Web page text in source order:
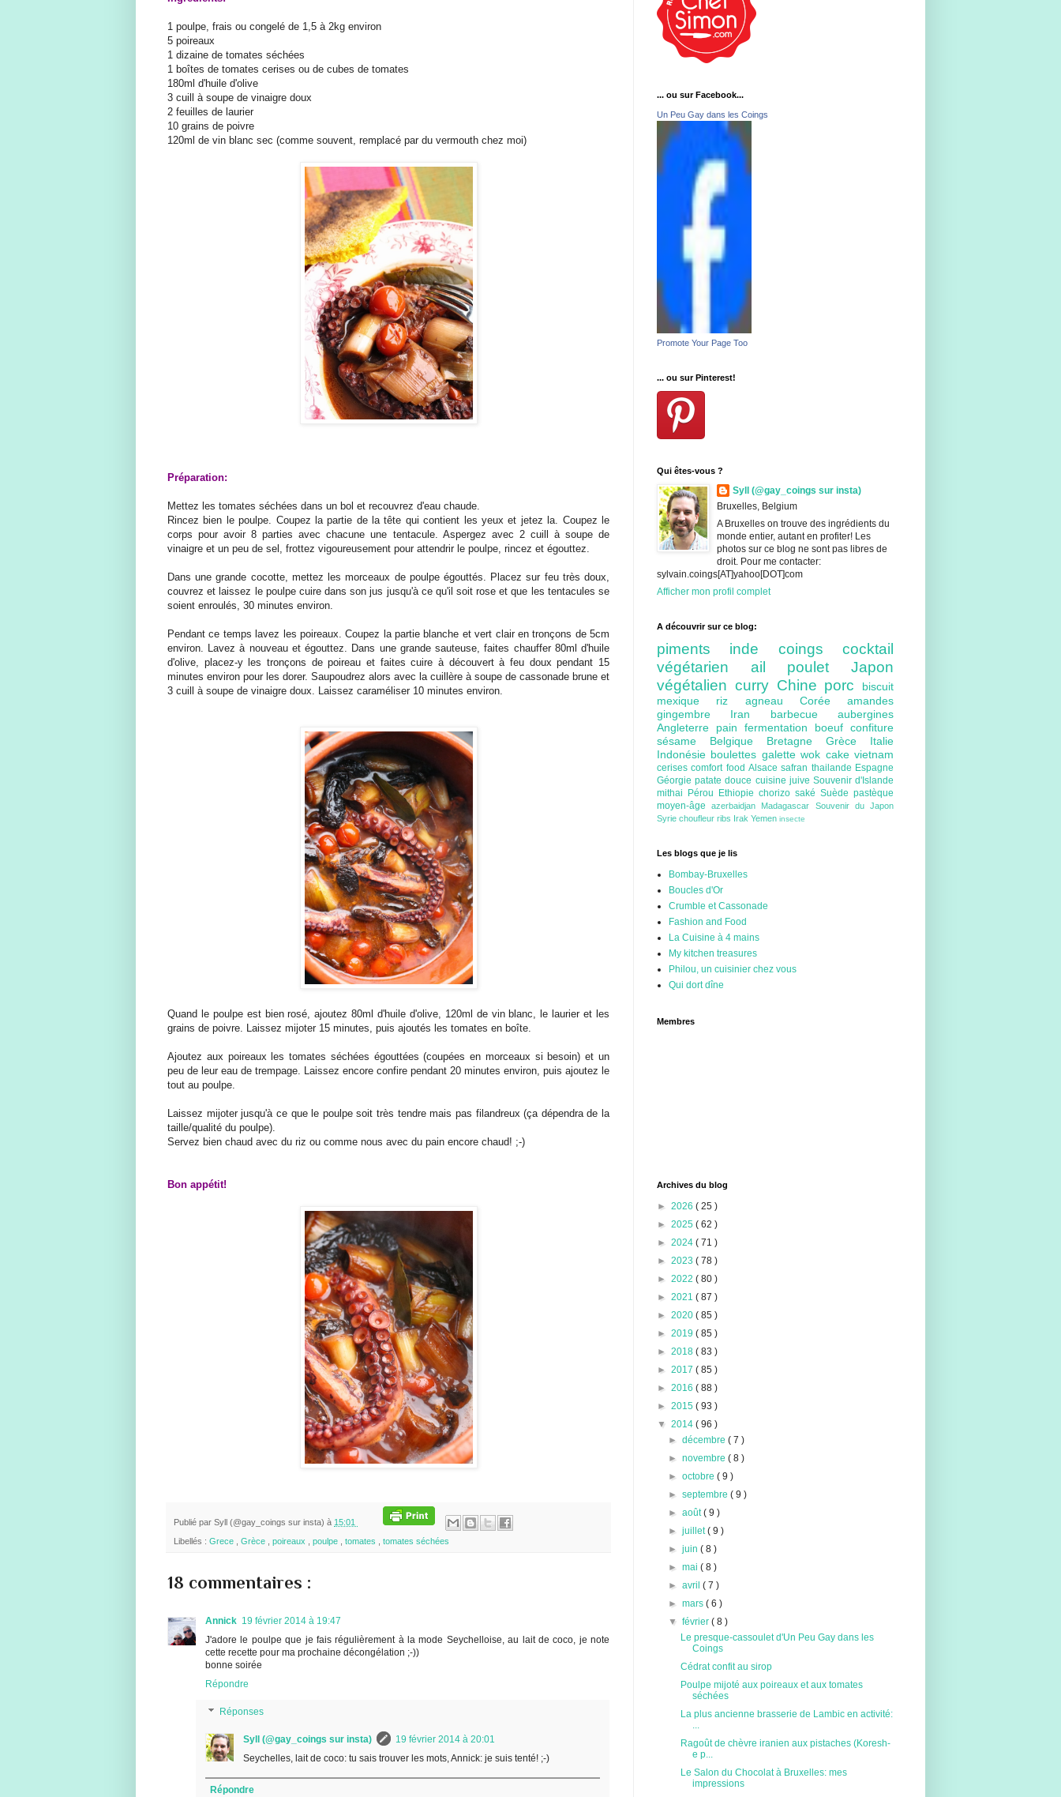
1 poulpe, frais ou congelé de 1,5 à 2kg environ
5 poireaux
1 dizaine de tomates séchées
1 boîtes de tomates cerises ou de cubes de tomates
180ml d'huile d'olive
3 cuill à soupe de vinaigre doux
2 feuilles de laurier
10 grains de poivre
120ml de vin blanc sec (comme souvent, remplacé par du vermouth chez moi)
Préparation:
Mettez les tomates séchées dans un bol et recouvrez d'eau chaude.
Rincez bien le poulpe. Coupez la partie de la tête qui contient les yeux et jetez la. Coupez le
corps pour avoir 8 parties avec chacune une tentacule. Aspergez avec 2 cuill à soupe de
vinaigre et un peu de sel, frottez vigoureusement pour attendrir le poulpe, rincez et égouttez.
Dans une grande cocotte, mettez les morceaux de poulpe égouttés. Placez sur feu très doux,
couvrez et laissez le poulpe cuire dans son jus jusqu'à ce qu'il soit rose et que les tentacules se
soient enroulés, 30 minutes environ.
Pendant ce temps lavez les poireaux. Coupez la partie blanche et vert clair en tronçons de 5cm
environ. Lavez à nouveau et égouttez. Dans une grande sauteuse, faites chauffer 80ml d'huile
d'olive, placez-y les tronçons de poireau et faites cuire à découvert à feu doux pendant 15
minutes environ pour les dorer. Saupoudrez alors avec la cuillère à soupe de cassonade brune et
3 cuill à soupe de vinaigre doux. Laissez caraméliser 10 minutes environ.
Quand le poulpe est bien rosé, ajoutez 80ml d'huile d'olive, 120ml de vin blanc, le laurier et les
grains de poivre. Laissez mijoter 15 minutes, puis ajoutés les tomates en boîte.
Ajoutez aux poireaux les tomates séchées égouttées (coupées en morceaux si besoin) et un
peu de leur eau de trempage. Laissez encore confire pendant 20 minutes environ, puis ajoutez le
tout au poulpe.
Laissez mijoter jusqu'à ce que le poulpe soit très tendre mais pas filandreux (ça dépendra de la
taille/qualité du poulpe).
Servez bien chaud avec du riz ou comme nous avec du pain encore chaud! ;-)
Bon appétit!
Publié par Syll (@gay_coings sur insta) à 15:01
Libellés : Grece , Grèce , poireaux , poulpe , tomates , tomates séchées
18 commentaires :
Annick 19 février 2014 à 19:47
J'adore le poulpe que je fais régulièrement à la mode Seychelloise, au lait de coco, je note
cette recette pour ma prochaine décongélation ;-))
bonne soirée
Répondre
Réponses
Syll (@gay_coings sur insta)
19 février 2014 à 20:01
Seychelles, lait de coco: tu sais trouver les mots, Annick: je suis tenté! ;-)
Répondre
... ou sur Facebook...
Un Peu Gay dans les Coings
Promote Your Page Too
... ou sur Pinterest!
Qui êtes-vous ?
Syll (@gay_coings sur insta)
Bruxelles, Belgium
A Bruxelles on trouve des ingrédients du
monde entier, autant en profiter! Les
photos sur ce blog ne sont pas libres de
droit. Pour me contacter:
sylvain.coings[AT]yahoo[DOT]com
Afficher mon profil complet
A découvrir sur ce blog:
piments inde coingscocktail
végétarien ail pouletJapon
végétalien curry Chine porc
biscuit
mexique riz agneau Corée amandes
gingembre Iran barbecueaubergines
Angleterre pain fermentation boeuf confiture
sésame Belgique Bretagne Grèce Italie
Indonésie boulettes galettewok cakevietnam
cerisescomfort foodAlsacesafran thailande Espagne
Géorgiepatate douce cuisine juive Souvenir d'Islande
mithai
Pérou Ethiopie chorizo saké Suède pastèque
moyen-âgeazerbaidjan Madagascar Souvenir du Japon
Syrie choufleur ribs Irak Yemen insecte
Les blogs que je lis
Bombay-Bruxelles
Boucles d'Or
Crumble et Cassonade
Fashion and Food
La Cuisine à 4 mains
My kitchen treasures
Philou, un cuisinier chez vous
Qui dort dîne
Membres
Archives du blog
► 2026 ( 25 )
► 2025 ( 62 )
► 2024 ( 71 )
► 2023 ( 78 )
► 2022 ( 80 )
► 2021 ( 87 )
► 2020 ( 85 )
► 2019 ( 85 )
► 2018 ( 83 )
► 2017 ( 85 )
► 2016 ( 88 )
► 2015 ( 93 )
▼ 2014 ( 96 )
►décembre( 7 )
►novembre( 8 )
►octobre( 9 )
►septembre( 9 )
►août( 9 )
►juillet( 9 )
►juin( 8 )
►mai( 8 )
►avril( 7 )
►mars( 6 )
▼février( 8 )
Le presque-cassoulet d'Un Peu Gay dans les
Coings
Cédrat confit au sirop
Poulpe mijoté aux poireaux et aux tomates
séchées
La plus ancienne brasserie de Lambic en activité:
...
Ragoût de chèvre iranien aux pistaches (Koresh-
e p...
Le Salon du Chocolat à Bruxelles: mes
impressions